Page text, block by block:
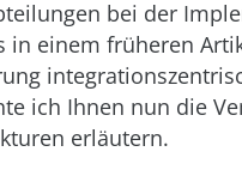
bei der
in einem früheren
ich Ihnen nun die
erläutern.